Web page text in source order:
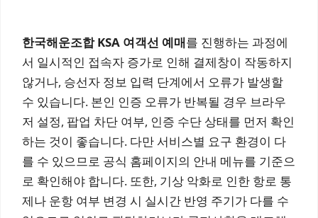
한국해운조합 KSA 여객선 예매를 진행하는 과정에
서 일시적인 접속자 증가로 인해 결제창이 작동하지
않거나, 승선자 정보 입력 단계에서 오류가 발생할
수 있습니다. 본인 인증 오류가 반복될 경우 브라우
저 설정, 팝업 차단 여부, 인증 수단 상태를 먼저 확인
하는 것이 좋습니다. 다만 서비스별 요구 환경이 다
를 수 있으므로 공식 홈페이지의 안내 메뉴를 기준으
로 확인해야 합니다. 또한, 기상 악화로 인한 항로 통
제나 운항 여부 변경 시 실시간 반영 주기가 다를 수